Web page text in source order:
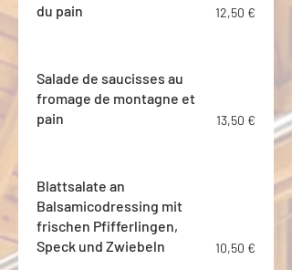
du pain
12,50 €
Salade de saucisses au
fromage de montagne et
pain
13,50 €
Blattsalate an
Balsamicodressing mit
frischen Pfifferlingen,
Speck und Zwiebeln
10,50 €